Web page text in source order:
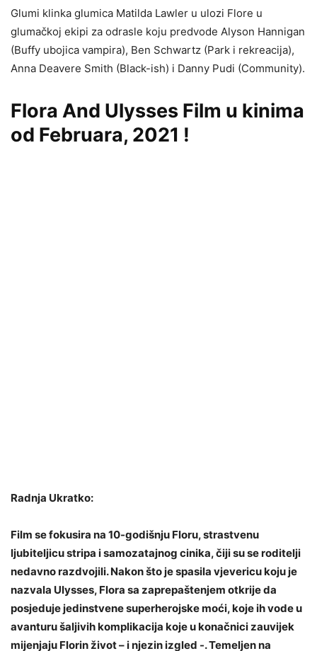
Glumi klinka glumica Matilda Lawler u ulozi Flore u
glumačkoj ekipi za odrasle koju predvode Alyson Hannigan
(Buffy ubojica vampira), Ben Schwartz (Park i rekreacija),
Anna Deavere Smith (Black-ish) i Danny Pudi (Community).
Flora And Ulysses Film u kinima
od Februara, 2021 !
Radnja Ukratko:
Film se fokusira na 10-godišnju Floru, strastvenu
ljubiteljicu stripa i samozatajnog cinika, čiji su se roditelji
nedavno razdvojili. Nakon što je spasila vjevericu koju je
nazvala Ulysses, Flora sa zaprepaštenjem otkrije da
posjeduje jedinstvene superherojske moći, koje ih vode u
avanturu šaljivih komplikacija koje u konačnici zauvijek
mijenjaju Florin život – i njezin izgled -. Temeljen na